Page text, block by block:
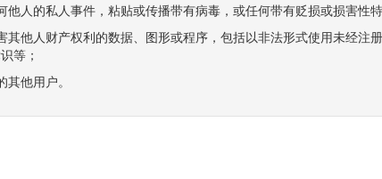
他人的私人事件，粘贴或传播带有病毒，或任何带有贬损或损害性
其他人财产权利的数据、图形或程序，包括以非法形式使用未经注
等；
他用户。